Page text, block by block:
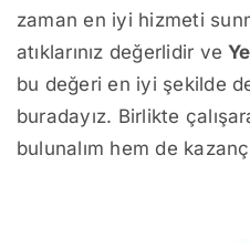
zaman en iyi hizmeti
atıklarınız değerlidir ve
bu değeri en iyi şekilde
buradayız. Birlikte
bulunalım hem de